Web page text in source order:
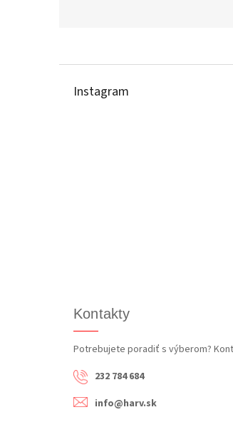
Instagram
Kontakty
Potrebujete poradiť s výberom?
232 784 684
info@harv.sk